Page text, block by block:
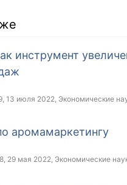
инструмент
13 июля 2022, Экономические
аромамаркетингу
29 мая 2022, Экономические